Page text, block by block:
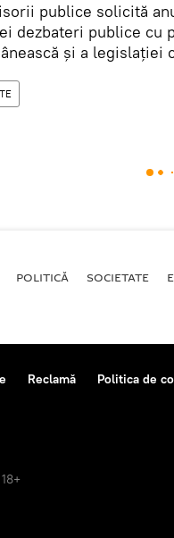
publice solicită
dezbateri publice cu
și a legislației
POLITICĂ SOCIETATE
Reclamă Politica de